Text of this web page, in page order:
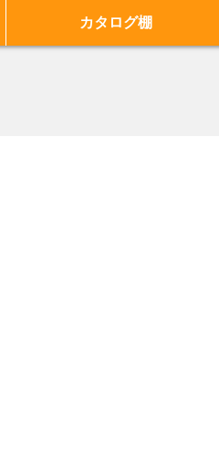
カタログ棚